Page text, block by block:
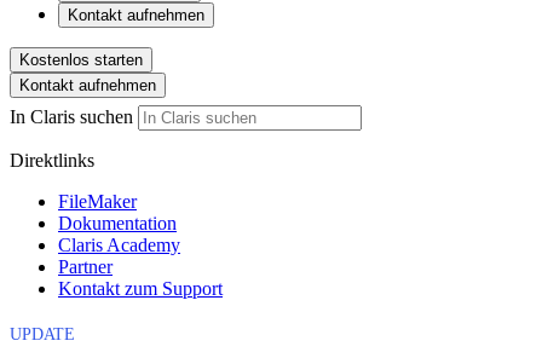
Kontakt aufnehmen
Kostenlos starten
Kontakt aufnehmen
In Claris suchen
Direktlinks
FileMaker
Dokumentation
Claris Academy
Partner
Kontakt zum Support
UPDATE